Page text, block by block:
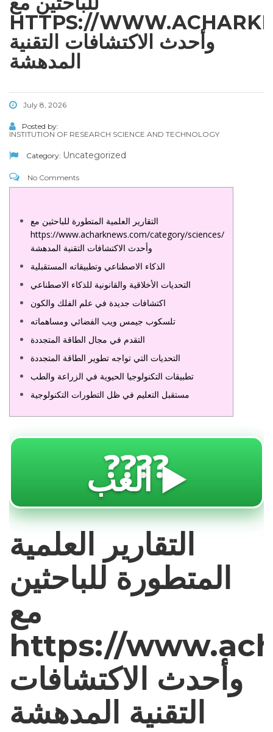
HTTPS://
وأحدث الاكتشافات التقنية
المدهشة
July 8, 2026
Posted by:
INSTITUTION OF RESEARCH SCIENCE AND TECHNOLOGY
Category: Uncategorized
No Comments
التقارير العلمية المتطورة للباحثين مع
https://www.acharknews.com/category/sciences/
وأحدث الاكتشافات التقنية المدهشة
الذكاء الاصطناعي وتطبيقاته المستقبلية
التحديات الأخلاقية والقانونية للذكاء الاصطناعي
اكتشافات جديدة في علم الفلك والكون
تلسكوب جيمس ويب الفضائي ومساهماته
التقدم في مجال الطاقة المتجددة
التحديات التي تواجه تطوير الطاقة المتجددة
تطبيقات التكنولوجيا الحيوية في الزراعة والطب
مستقبل التعليم في ظل التطورات التكنولوجية
????العب ▶️
التقارير العلمية
المتطورة للباحثين
مع
https://
وأحدث الاكتشافات
التقنية المدهشة